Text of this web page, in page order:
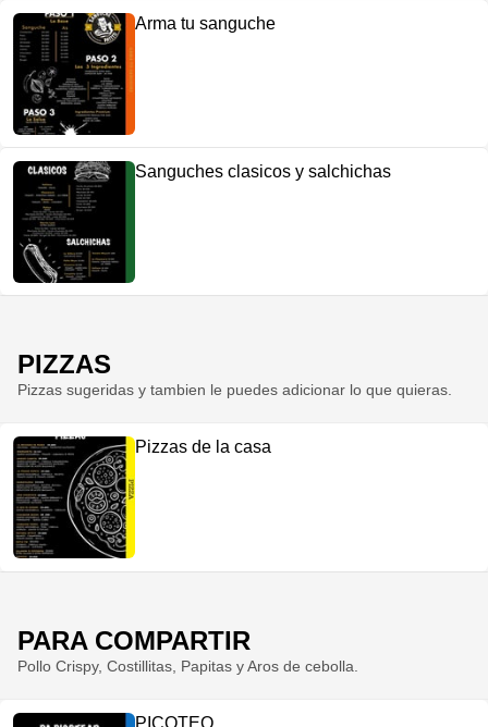
Arma tu sanguche
Sanguches clasicos y salchichas
PIZZAS
Pizzas sugeridas y tambien le puedes adicionar lo que quieras.
Pizzas de la casa
PARA COMPARTIR
Pollo Crispy, Costillitas, Papitas y Aros de cebolla.
PICOTEO